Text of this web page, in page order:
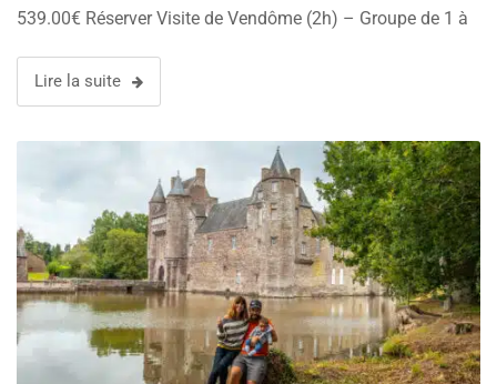
539.00€ Réserver Visite de Vendôme (2h) – Groupe de 1 à
Lire la suite